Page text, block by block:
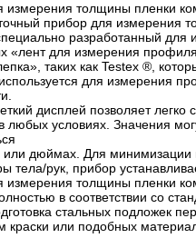
измерения толщины пленки
прибор для измерения
разработанный для
«лент для измерения
таких как Testex ®,
для измерения
дисплей позволяет легко
любых условиях. Значения
или дюймах. Для минимизации
тела/рук, прибор
измерения толщины пленки
в соответствии со
стальных подложек
краски или подобных